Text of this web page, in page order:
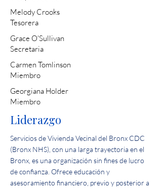
Melody Crooks
Tesorera
Grace O'Sullivan
Secretaria
Carmen Tomlinson
Miembro
Georgiana Holder
Miembro
Liderazgo
Servicios de Vivienda Vecinal del Bronx CDC
(Bronx NHS), con una larga trayectoria en el
Bronx, es una organización sin fines de lucro
de confianza. Ofrece educación y
asesoramiento financiero, previo y posterior a